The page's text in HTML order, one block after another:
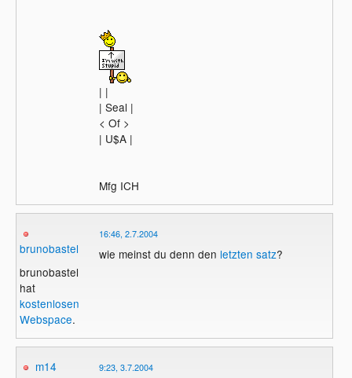
| |
| Seal |
< Of >
| U$A |
Mfg ICH
brunobastel
brunobastel
hat
kostenlosen
Webspace.
16:46, 2.7.2004
wie meinst du denn den letzten satz?
m14
9:23, 3.7.2004